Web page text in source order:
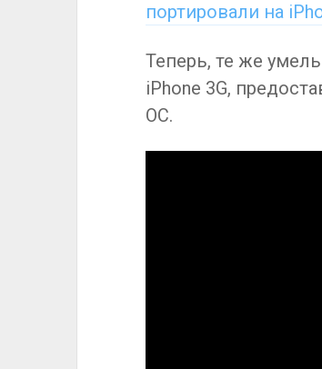
портировали на
Теперь, те же
iPhone 3G,
ОС.